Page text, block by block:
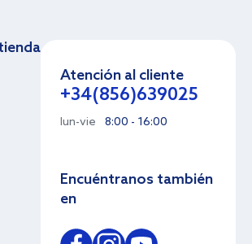
Atención al cliente
+34(856)639025
lun-vie 8:00 - 16:00
Encuéntranos también
en